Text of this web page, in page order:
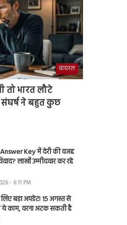
वायरल
तो भारत लौटे
संघर्ष ने बहुत कुछ
Key में देरी की वजह
लाखों उम्मीदवार कर रहे
- 6:11 PM
लिए बड़ा अपडेट! 15 अगस्त से
काम, वरना अटक सकती है